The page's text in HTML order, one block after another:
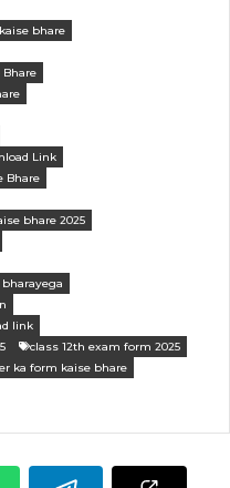
bhare
Bhare
Link
Bhare
bhare 2025
link
class 12th exam form 2025
ka form kaise bhare